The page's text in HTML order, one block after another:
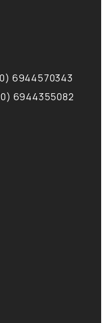
6944570343
6944355082